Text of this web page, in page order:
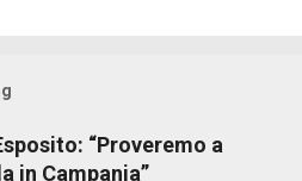
“Proveremo a
in Campania”